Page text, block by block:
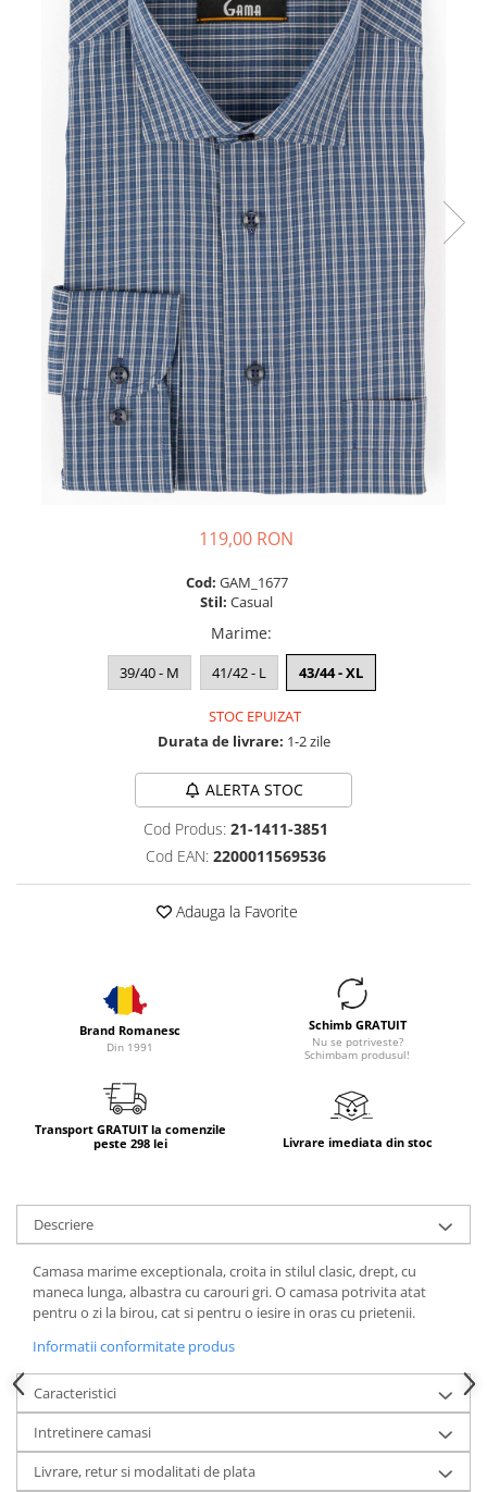
119,00 RON
Cod: GAM_1677
Stil: Casual
Marime:
39/40 - M 41/42 - L 43/44 - XL
STOC EPUIZAT
Durata de livrare: 1-2 zile
ALERTA STOC
Cod Produs: 21-1411-3851
Cod EAN: 2200011569536
Adauga la Favorite
Brand Romanesc
Din 1991
Schimb GRATUIT
Nu se potriveste?
Schimbam produsul!
Transport GRATUIT la comenzile
peste 298 lei
Livrare imediata din stoc
Descriere
Camasa marime exceptionala, croita in stilul clasic, drept, cu
maneca lunga, albastra cu carouri gri.O camasa potrivita atat
pentru o zi la birou, cat si pentru o iesire in oras cu prietenii.
Informatii conformitate produs
Caracteristici
Intretinere camasi
Livrare, retur si modalitati de plata